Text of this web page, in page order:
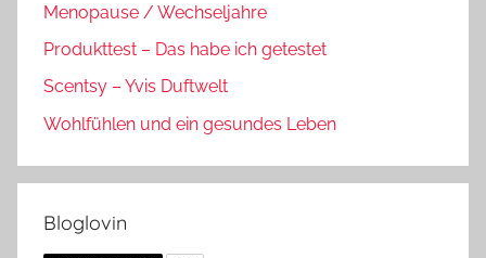
Menopause / Wechseljahre
Produkttest – Das habe ich getestet
Scentsy – Yvis Duftwelt
Wohlfühlen und ein gesundes Leben
Bloglovin